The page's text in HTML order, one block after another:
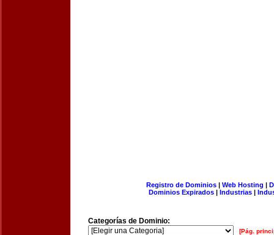
Registro de Dominios| Web Hosting |
Dominios Expirados | Industrias |
Categorías de Dominio:
[Pág.